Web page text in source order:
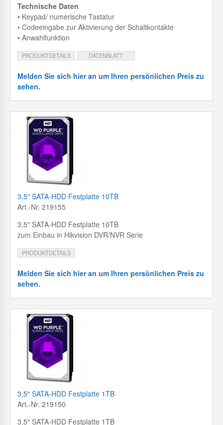
​​Technische Daten
• Keypad/ numerische Tastatur
• Codeeingabe zur Aktivierung der Schaltkontakte
• Anwahlfunktion
PRODUKTDETAILS DATENBLATT
Melden Sie sich hier an um Ihren persönlichen Preis zu
sehen.
3,5″ SATA-HDD Festplatte 10TB
Art.-Nr. 219155
3,5″ SATA-HDD Festplatte 10TB
zum Einbau in Hikvision DVR/NVR Serie
PRODUKTDETAILS
Melden Sie sich hier an um Ihren persönlichen Preis zu
sehen.
3,5″ SATA-HDD Festplatte 1TB
Art.-Nr. 219150
3,5″ SATA-HDD Festplatte 1TB